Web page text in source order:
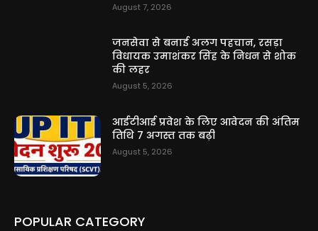
August 7, 2026
जनसेवा से बनाई अलग पहचान, रसड़ा
विधायक उमाशंकर सिंह के निधन से शोक
की लहर
August 5, 2026
आईटीआई प्रवेश के लिए आवेदन की अंतिम
तिथि 7 अगस्त तक बढ़ी
August 5, 2026
POPULAR CATEGORY